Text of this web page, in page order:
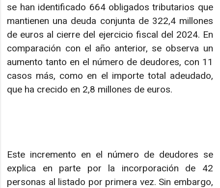
se han identificado 664 obligados tributarios que
mantienen una deuda conjunta de 322,4 millones
de euros al cierre del ejercicio fiscal del 2024. En
comparación con el año anterior, se observa un
aumento tanto en el número de deudores, con 11
casos más, como en el importe total adeudado,
que ha crecido en 2,8 millones de euros.
Este incremento en el número de deudores se
explica en parte por la incorporación de 42
personas al listado por primera vez. Sin embargo,